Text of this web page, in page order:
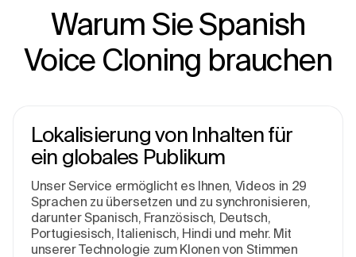
Warum Sie Spanish
Voice Cloning brauchen
Lokalisierung von Inhalten für
ein globales Publikum
Unser Service ermöglicht es Ihnen, Videos in 29
Sprachen zu übersetzen und zu synchronisieren,
darunter Spanisch, Französisch, Deutsch,
Portugiesisch, Italienisch, Hindi und mehr. Mit
unserer Technologie zum Klonen von Stimmen